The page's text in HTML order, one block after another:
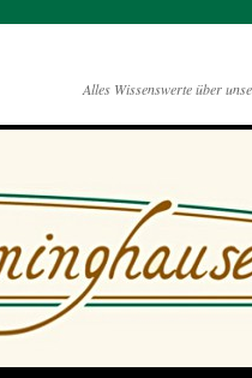
Alles Wissenswerte über